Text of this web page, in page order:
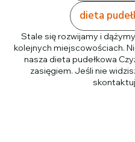
dieta
Stale się rozwijamy i
kolejnych miejscowościach.
nasza dieta pudełkowa
zasięgiem. Jeśli nie